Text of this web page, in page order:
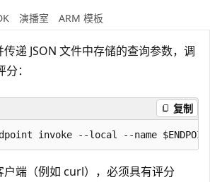
演播室 ARM 模板
传递 JSON 文件中存储的查询参数，调
：
复制
户端（例如 curl），必须具有评分